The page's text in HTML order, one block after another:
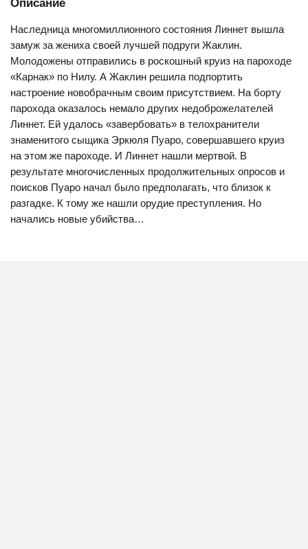
Описание
Наследница многомиллионного состояния Линнет вышла
замуж за жениха своей лучшей подруги Жаклин.
Молодожены отправились в роскошный круиз на пароходе
«Карнак» по Нилу. А Жаклин решила подпортить
настроение новобрачным своим присутствием. На борту
парохода оказалось немало других недоброжелателей
Линнет. Ей удалось «завербовать» в телохранители
знаменитого сыщика Эркюля Пуаро, совершавшего круиз
на этом же пароходе. И Линнет нашли мертвой. В
результате многочисленных продолжительных опросов и
поисков Пуаро начал было предполагать, что близок к
разгадке. К тому же нашли орудие преступления. Но
начались новые убийства…